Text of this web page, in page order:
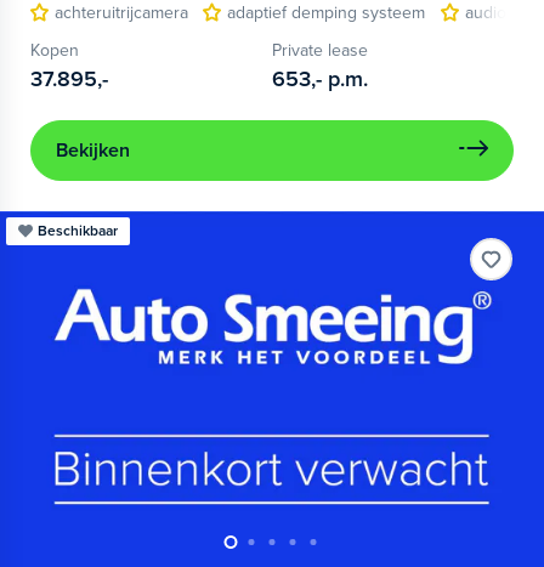
achteruitrijcamera
adaptief demping systeem
audio
Kopen
37.895,-
Private lease
653,- p.m.
Bekijken
Beschikbaar